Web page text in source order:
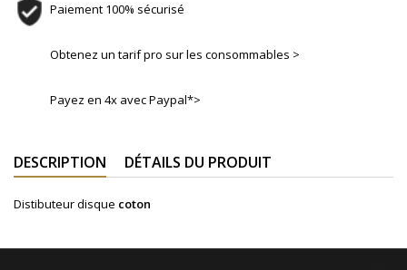
Paiement 100% sécurisé
Obtenez un tarif pro sur les consommables >
Payez en 4x avec Paypal*>
DESCRIPTION DÉTAILS DU PRODUIT
Distibuteur disque coton